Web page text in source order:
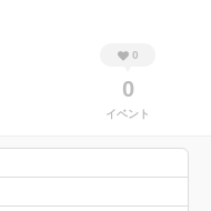
0
0
イベント